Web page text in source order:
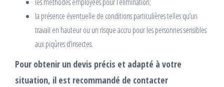
la présence éventuelle de conditions particulières telles qu’un
travail en hauteur ou un risque accru pour les personnes sensibles
aux piqûres d’insectes.
Pour obtenir un devis précis et adapté à votre
situation, il est recommandé de contacter